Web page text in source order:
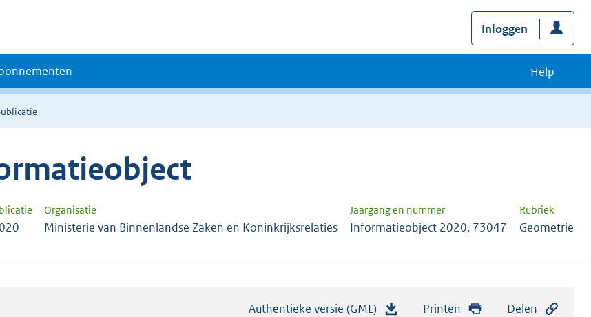
Inloggen
Help
Organisatie Jaargang en nummer Rubriek
Ministerie van Binnenlandse Zaken en Koninkrijksrelaties Informatieobject 2020, 73047 Geometrie
Authentieke versie (GML) Printen Delen